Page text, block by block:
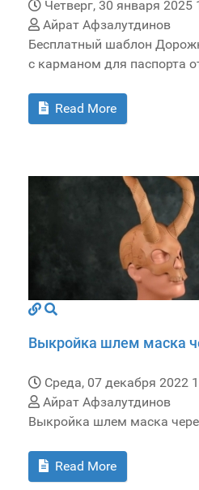
Четверг, 30 января 2025
Айрат Афзалутдинов
Бесплатный шаблон
с карманом для паспорта
Read More
Выкройка шлем маска
Среда, 07 декабря 2022
Айрат Афзалутдинов
Выкройка шлем маска
Read More